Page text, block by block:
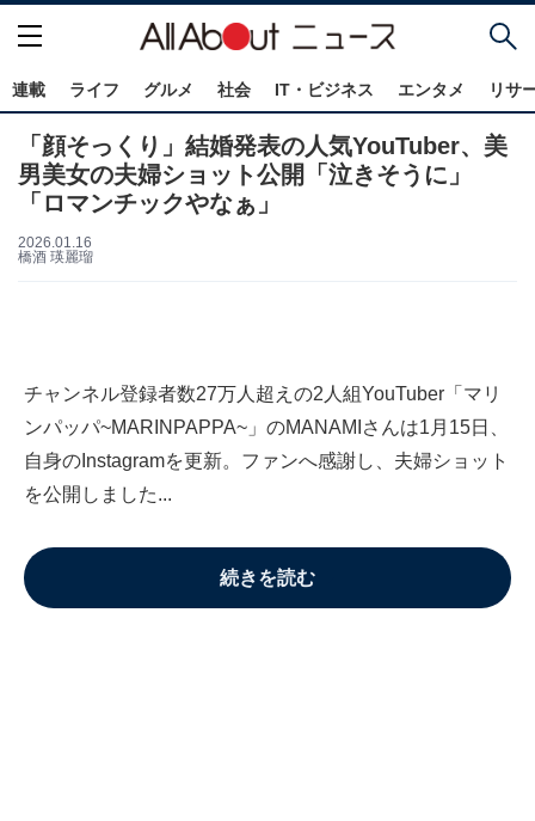
連載 ライフ グルメ 社会 IT・ビジネス エンタメ リサ
「顔そっくり」結婚発表の人気YouTuber、美
男美女の夫婦ショット公開「泣きそうに」
「ロマンチックやなぁ」
2026.01.16
橋酒 瑛麗瑠
チャンネル登録者数27万人超えの2人組YouTuber「マリ
ンパッパ~MARINPAPPA~」のMANAMIさんは1月15日、
自身のInstagramを更新。ファンへ感謝し、夫婦ショット
を公開しました...
続きを読む